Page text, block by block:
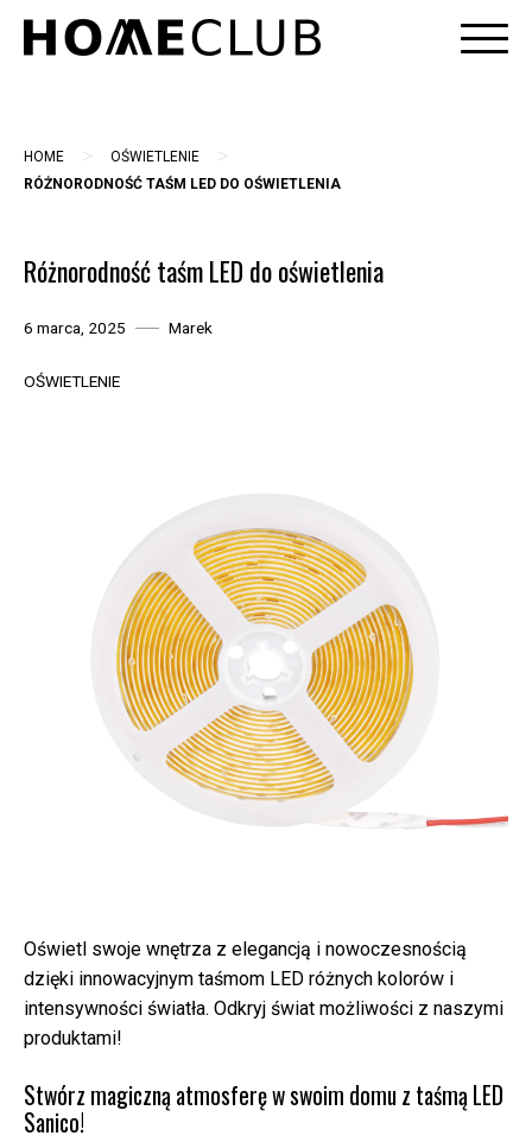
Skip
HOME > OŚWIETLENIE >
RÓŻNORODNOŚĆ TAŚM LED DO OŚWIETLENIA
Różnorodność taśm LED do oświetlenia
6 marca, 2025 Marek
OŚWIETLENIE
Oświetl swoje wnętrza z elegancją i nowoczesnością
dzięki innowacyjnym taśmom LED różnych kolorów i
intensywności światła. Odkryj świat możliwości z naszymi
produktami!
Stwórz magiczną atmosferę w swoim domu z taśmą LED
Sanico!